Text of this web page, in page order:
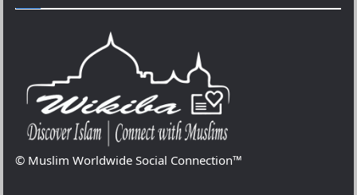
© Muslim Worldwide Social Connection™